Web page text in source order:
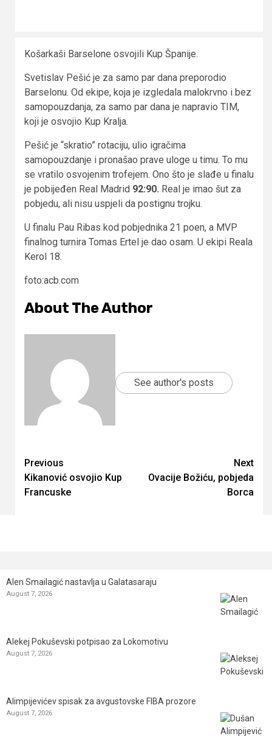
Košarkaši Barselone osvojili Kup Španije.
Svetislav Pešić je za samo par dana preporodio
Barselonu. Od ekipe, koja je izgledala malokrvno i bez
samopouzdanja, za samo par dana je napravio TIM,
koji je osvojio Kup Kralja.
Pešić je “skratio” rotaciju, ulio igračima
samopouzdanje i pronašao prave uloge u timu. To mu
se vratilo osvojenim trofejem. Ono što je slađe u finalu
je pobijeđen Real Madrid 92:90. Real je imao šut za
pobjedu, ali nisu uspjeli da postignu trojku.
U finalu Pau Ribas kod pobjednika 21 poen, a MVP
finalnog turnira Tomas Ertel je dao osam. U ekipi Reala
Kerol 18.
foto:acb.com
About The Author
See author's posts
Continue
Reading
Previous
Kikanović osvojio Kup
Francuske
Next
Ovacije Božiću, pobjeda
Borca
Alen Smailagić nastavlja u Galatasaraju
August 7, 2026
Alekej Pokuševski potpisao za Lokomotivu
August 7, 2026
Alimpijevićev spisak za avgustovske FIBA prozore
August 7, 2026